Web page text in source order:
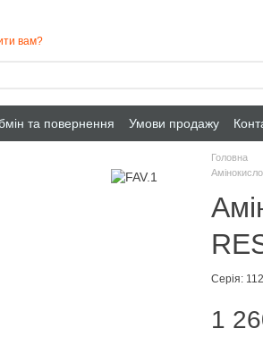
вам?
та повернення Умови продажу
Головна
Серія:
1